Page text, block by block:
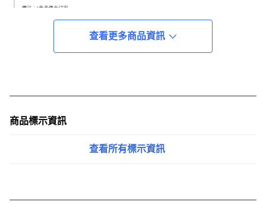
查看更多商品資訊
商品標示資訊
查看所有標示資訊